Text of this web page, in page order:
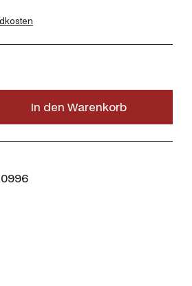
In den Warenkorb